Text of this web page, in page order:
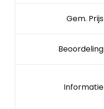
Gem. Prijs
Beoordeling
Informatie